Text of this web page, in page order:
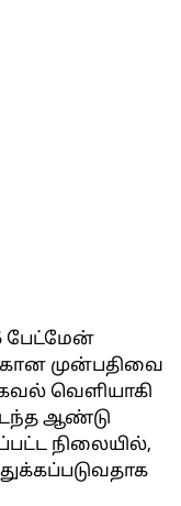
பேட்மேன்
முன்பதிவை
வெளியாகி
ஆண்டு
நிலையில்,